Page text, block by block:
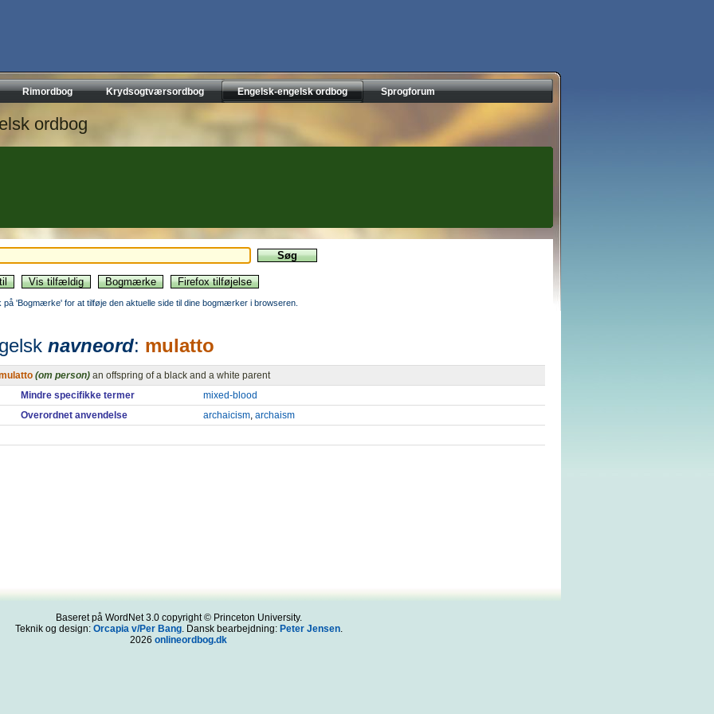
Rimordbog Krydsogtværsordbog Engelsk-engelsk ordbog Sprogforum
ordbog
på 'Bogmærke' for at tilføje den aktuelle side til dine bogmærker i browseren.
navneord: mulatto
(om person) an offspring of a black and a white parent
Mindre specifikke termer
mixed-blood
Overordnet anvendelse
archaicism, archaism
Baseret på WordNet 3.0 copyright © Princeton University.
Teknik og design: Orcapia v/Per Bang. Dansk bearbejdning: Peter Jensen.
2026 onlineordbog.dk